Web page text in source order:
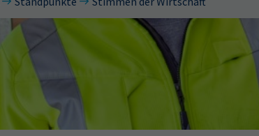
Wonach suchen